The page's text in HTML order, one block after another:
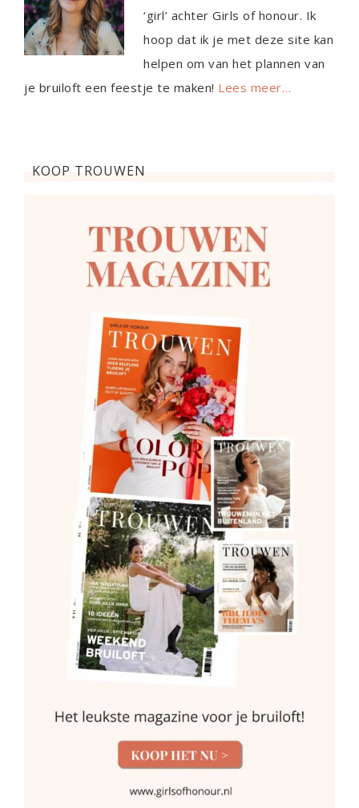
‘girl’ achter Girls of honour. Ik
hoop dat ik je met deze site kan
helpen om van het plannen van
je bruiloft een feestje te maken! Lees meer…
KOOP TROUWEN